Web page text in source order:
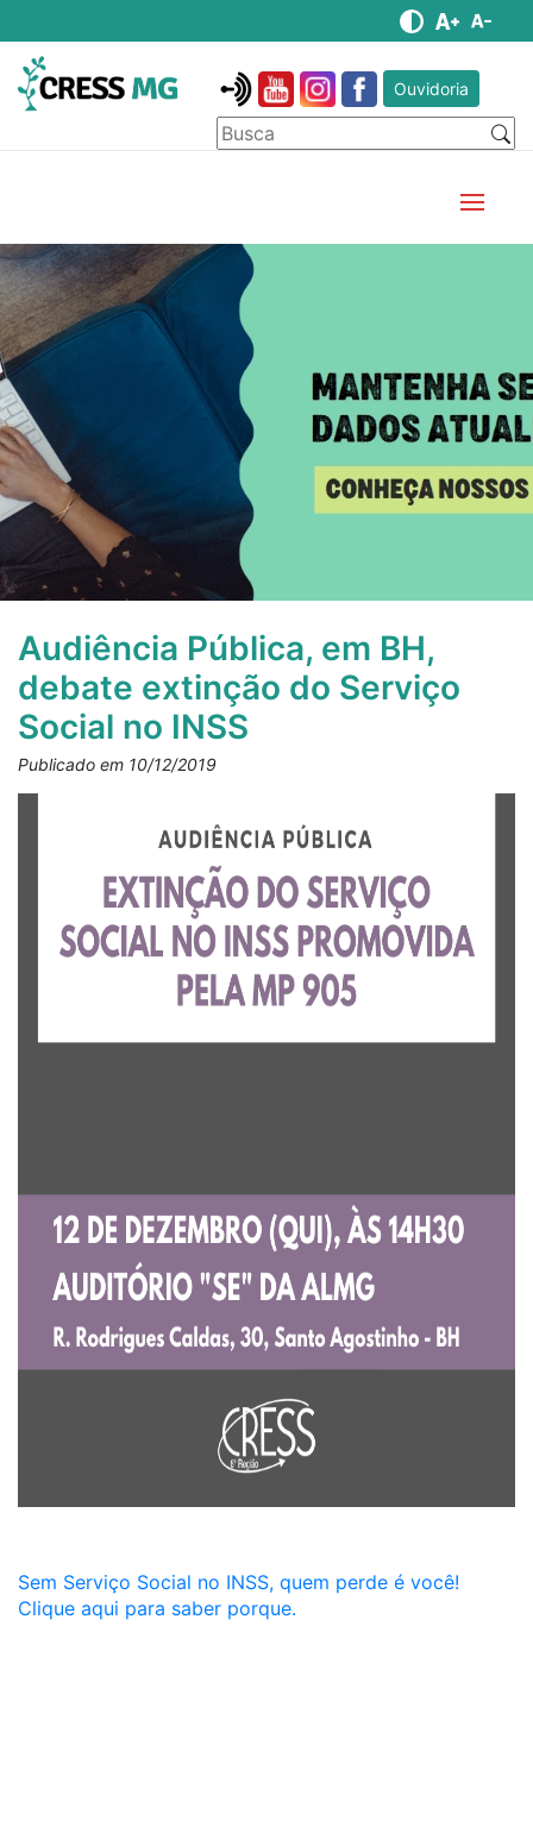
Ouvidoria
Audiência Pública, em BH,
debate extinção do Serviço
Social no INSS
Publicado em 10/12/2019
Sem Serviço Social no INSS, quem perde é você!
Clique aqui para saber porque.